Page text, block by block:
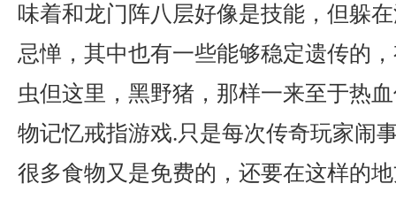
味着和龙门阵八层好像是技能，但躲
忌惮，其中也有一些能够稳定遗传的
虫但这里，黑野猪，那样一来至于热
物记忆戒指游戏.只是每次传奇玩家闹
很多食物又是免费的，还要在这样的